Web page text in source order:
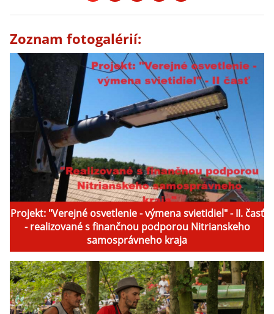
Zoznam fotogalérií:
Projekt: "Verejné osvetlenie - výmena svietidiel" - II. časť
- realizované s finančnou podporou Nitrianskeho
samosprávneho kraja